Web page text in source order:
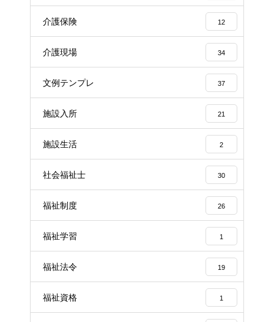
介護保険 12
介護現場 34
文例テンプレ 37
施設入所 21
施設生活 2
社会福祉士 30
福祉制度 26
福祉学習 1
福祉法令 19
福祉資格 1